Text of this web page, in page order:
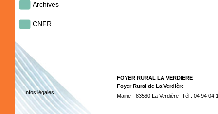
Archives
CNFR
Infos légales
FOYER RURAL LA VERDIERE
Foyer Rural de La Verdière
Mairie - 83560 La Verdière -Tél : 04 94 04